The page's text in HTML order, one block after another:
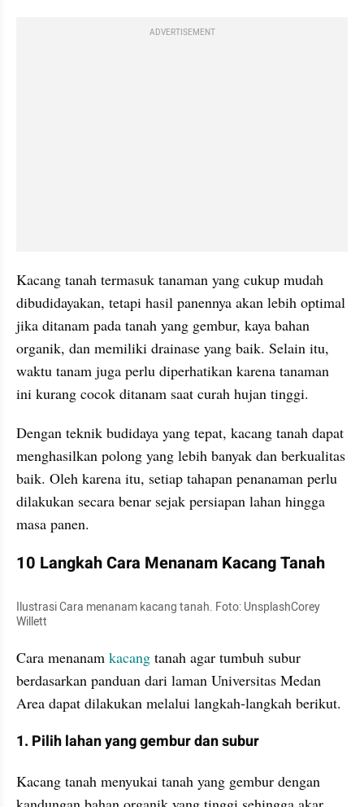
ADVERTISEMENT
Kacang tanah termasuk tanaman yang cukup mudah
dibudidayakan, tetapi hasil panennya akan lebih optimal
jika ditanam pada tanah yang gembur, kaya bahan
organik, dan memiliki drainase yang baik. Selain itu,
waktu tanam juga perlu diperhatikan karena tanaman
ini kurang cocok ditanam saat curah hujan tinggi.
Dengan teknik budidaya yang tepat, kacang tanah dapat
menghasilkan polong yang lebih banyak dan berkualitas
baik. Oleh karena itu, setiap tahapan penanaman perlu
dilakukan secara benar sejak persiapan lahan hingga
masa panen.
10 Langkah Cara Menanam Kacang Tanah
Ilustrasi Cara menanam kacang tanah. Foto: UnsplashCorey
Willett
Cara menanam kacang tanah agar tumbuh subur
berdasarkan panduan dari laman Universitas Medan
Area dapat dilakukan melalui langkah-langkah berikut.
1. Pilih lahan yang gembur dan subur
Kacang tanah menyukai tanah yang gembur dengan